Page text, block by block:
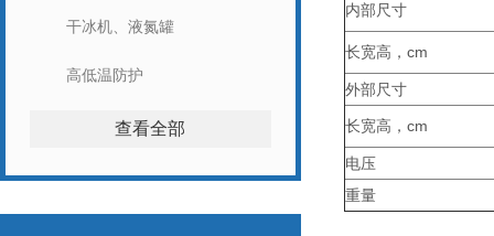
干冰机、液氮罐
高低温防护
查看全部
内部尺寸
长宽高，cm
外部尺寸
长宽高，cm
电压
重量